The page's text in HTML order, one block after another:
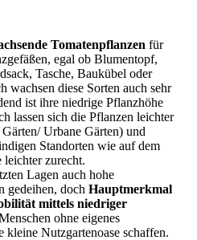
Tomatenpflanzen für
egal ob Blumentopf,
Tasche, Baukübel oder
wachsen diese Sorten auch sehr
ist ihre niedrige Pflanzhöhe
lassen sich die Pflanzen leichter
Urbane Gärten) und
Standorten wie auf dem
leichter zurecht.
Lagen auch hohe
gedeihen, doch Hauptmerkmal
mittels niedriger
ohne eigenes
kleine Nutzgartenoase schaffen.